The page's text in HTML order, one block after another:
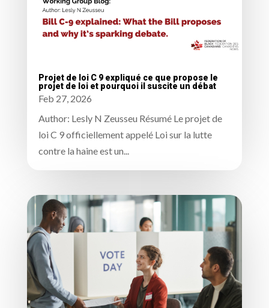
Projet de loi C 9 expliqué ce que propose le
projet de loi et pourquoi il suscite un débat
Feb 27, 2026
Author: Lesly N Zeusseu Résumé Le projet de
loi C 9 officiellement appelé Loi sur la lutte
contre la haine est un...